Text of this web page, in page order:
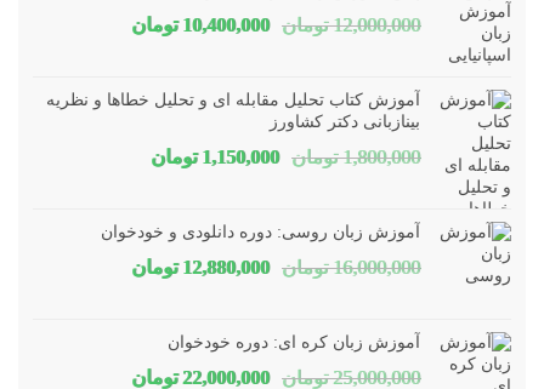
12,000,000 تومان قیمت
بود.
10,400,000 تومانقیمت
است.
آموزش کتاب تحلیل مقابله ای و تحلیل خطاها و نظریه
بینازبانی دکتر کشاورز
1,800,000 تومان قیمت
بود.
1,150,000 تومانقیمت
است.
آموزش زبان روسی: دوره دانلودی و خودخوان
16,000,000 تومان قیمت
بود.
12,880,000 تومانقیمت
آموزش زبان کره ای: دوره خودخوان
25,000,000 تومان قیمت
22,000,000 تومانقیمت